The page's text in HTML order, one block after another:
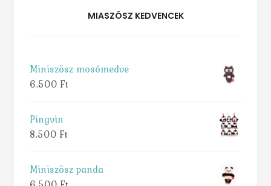
MIASZÖSZ KEDVENCEK
Miniszösz mosómedve
6.500 Ft
Pingvin
8.500 Ft
Miniszösz panda